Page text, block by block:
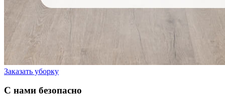
Заказать уборку
С нами безопасно